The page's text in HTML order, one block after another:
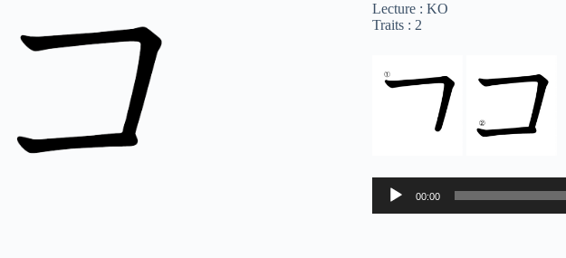
Lecture : KO
Traits : 2
Lecteur
audio
00:00